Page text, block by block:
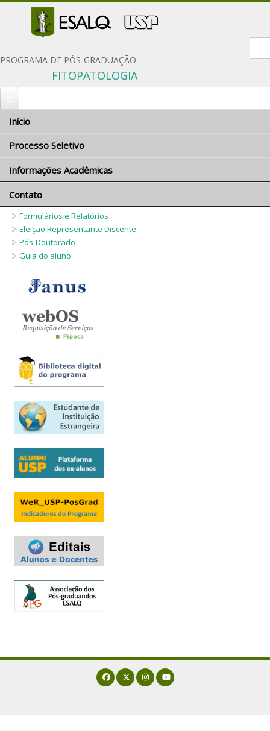
PROGRAMA DE PÓS-GRADUAÇÃO
FITOPATOLOGIA
Início
Processo Seletivo
Inscrição
Condições gerais
Critérios de seleção
Políticas de Ações Afirmativas
Candidatos estrangeiros
Inscrições recebidas
Exames e arguições
Resultado da seleção
Informações Acadêmicas
Comissão Coordenadora
Orientadores e linhas de pesquisa
Disciplinas do programa
Proficiência em língua inglesa
Regimentos e regulamentos
Contato
Você está aqui
Disciplina
English
Formulários e Relatórios
Eleição Representante Discente
Pós-Doutorado
Guia do aluno